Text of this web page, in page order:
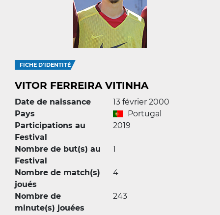
FICHE D'IDENTITÉ
VITOR FERREIRA VITINHA
Date de naissance
13 février 2000
Pays
Portugal
Participations au
Festival
2019
Nombre de but(s) au
Festival
1
Nombre de match(s)
joués
4
Nombre de
minute(s) jouées
243